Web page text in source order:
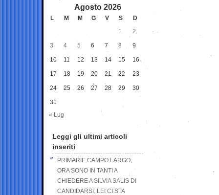
Agosto 2026
L M M G V S
D
1
2
3 4 5 6 7 8 9
10 11 12 13 14 15 16
17 18 19 20 21 22 23
24 25 26 27 28 29 30
31
« Lug
Leggi gli ultimi articoli
inseriti
PRIMARIE CAMPO LARGO,
ORA SONO IN TANTI A
CHIEDERE A SILVIA SALIS DI
CANDIDARSI: LEI CI STA